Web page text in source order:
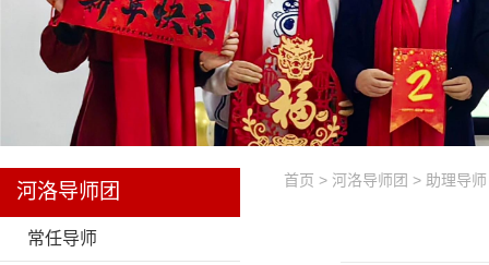
河洛导师团
常任导师
首页 > 河洛导师团 > 助理导